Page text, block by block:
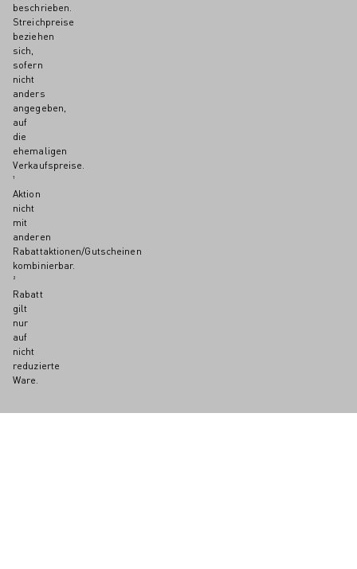
beschrieben.
Streichpreise
beziehen
sich,
sofern
nicht
anders
angegeben,
auf
die
ehemaligen
Verkaufspreise.
¹
Aktion
nicht
mit
anderen
Rabattaktionen/Gutscheinen
kombinierbar.
²
Rabatt
gilt
nur
auf
nicht
reduzierte
Ware.